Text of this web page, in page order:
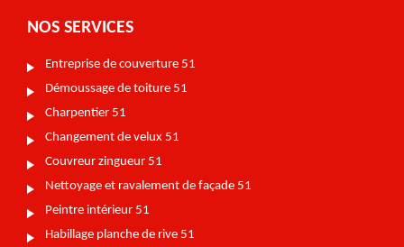
NOS SERVICES
Entreprise de couverture 51
Démoussage de toiture 51
Charpentier 51
Changement de velux 51
Couvreur zingueur 51
Nettoyage et ravalement de façade 51
Peintre intérieur 51
Habillage planche de rive 51